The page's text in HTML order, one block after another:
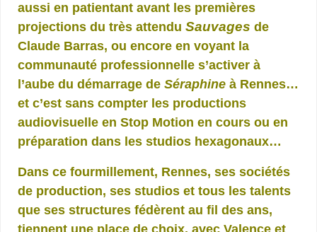
aussi en patientant avant les premières
projections du très attendu Sauvages de
Claude Barras, ou encore en voyant la
communauté professionnelle s’activer à
l’aube du démarrage de Séraphine à Rennes…
et c’est sans compter les productions
audiovisuelle en Stop Motion en cours ou en
préparation dans les studios hexagonaux…
Dans ce fourmillement, Rennes, ses sociétés
de production, ses studios et tous les talents
que ses structures fédèrent au fil des ans,